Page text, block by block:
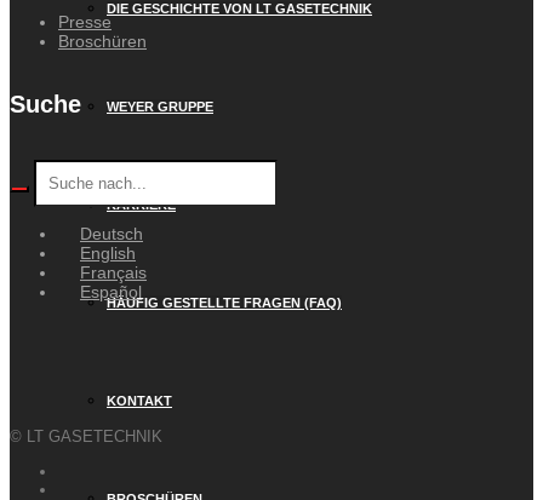
DIE GESCHICHTE VON LT GASETECHNIK
WEYER GRUPPE
KARRIERE
HÄUFIG GESTELLTE FRAGEN (FAQ)
KONTAKT
Presse
Broschüren
Suche
Deutsch
English
Français
Español
© LT GASETECHNIK